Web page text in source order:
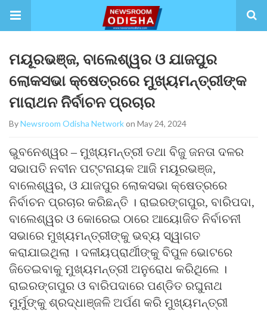
ମୟୂରଭଞ୍ଜ, ବାଲେଶ୍ୱର ଓ ଯାଜପୁର
ଲୋକସଭା କ୍ଷେତ୍ରରେ ମୁଖ୍ୟମନ୍ତ୍ରୀଙ୍କ
ମାରାଥନ ନିର୍ବାଚନ ପ୍ରଚାର
ByNewsroom Odisha Networkon May 24, 2024
ଭୁବନେଶ୍ୱର – ମୁଖ୍ୟମନ୍ତ୍ରୀ ତଥା ବିଜୁ ଜନତା ଦଳର
ସଭାପତି ନବୀନ ପଟ୍ଟନାୟକ ଆଜି ମୟୂରଭଞ୍ଜ,
ବାଲେଶ୍ୱର, ଓ ଯାଜପୁର ଲୋକସଭା କ୍ଷେତ୍ରରେ
ନିର୍ବାଚନ ପ୍ରଚାର କରିଛନ୍ତି । ରାଇରଙ୍ଗପୁର, ବାରିପଦା,
ବାଲେଶ୍ୱର ଓ କୋରେଇ ଠାରେ ଆୟୋଜିତ ନିର୍ବାଚନୀ
ସଭାରେ ମୁଖ୍ୟମନ୍ତ୍ରୀଙ୍କୁ ଭବ୍ୟ ସ୍ୱାଗତ
କରାଯାଇଥିଲା । ଦଳୀୟପ୍ରାର୍ଥୀଙ୍କୁ ବିପୁଳ ଭୋଟରେ
ଜିତେଇବାକୁ ମୁଖ୍ୟମନ୍ତ୍ରୀ ଅନୁରୋଧ କରିଥିଲେ ।
ରାଇରଙ୍ଗପୁର ଓ ବାରିପଦାରେ ପଣ୍ଡିତ ରଘୁନାଥ
ମୁର୍ମୁଙ୍କୁ ଶ୍ରଦ୍ଧାଞ୍ଜଳି ଅର୍ପଣ କରି ମୁଖ୍ୟମନ୍ତ୍ରୀ